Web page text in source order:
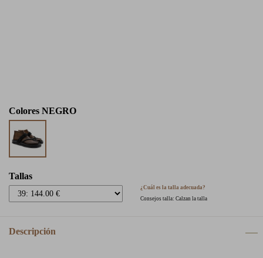
Colores NEGRO
Tallas
¿Cuál es la talla adecuada?
Consejos talla: Calzan la talla
Descripción